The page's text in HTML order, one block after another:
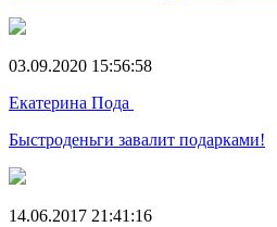
03.09.2020 15:56:58
Екатерина Пода
Быстроденьги завалит подарками!
14.06.2017 21:41:16